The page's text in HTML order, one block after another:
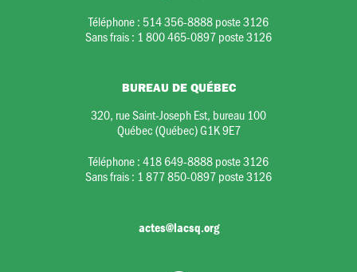
Téléphone : 514 356-8888 poste 3126
Sans frais : 1 800 465-0897 poste 3126
BUREAU DE QUÉBEC
320, rue Saint-Joseph Est, bureau 100
Québec (Québec) G1K 9E7
Téléphone :418 649-8888 poste 3126
Sans frais : 1 877 850-0897 poste 3126
actes@lacsq.org